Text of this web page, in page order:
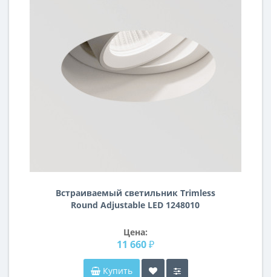
Встраиваемый светильник Trimless
Round Adjustable LED 1248010
Цена:
11 660 ₽
Купить